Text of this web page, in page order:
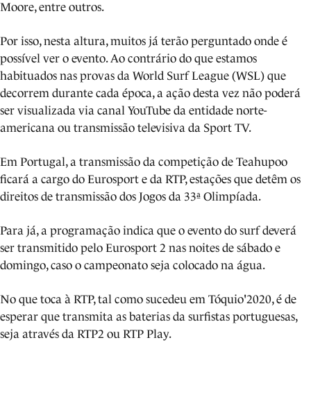
Moore, entre outros.
Por isso, nesta altura, muitos já terão perguntado onde é
possível ver o evento. Ao contrário do que estamos
habituados nas provas da World Surf League (WSL) que
decorrem durante cada época, a ação desta vez não poderá
ser visualizada via canal YouTube da entidade norte-
americana ou transmissão televisiva da Sport TV.
Em Portugal, a transmissão da competição de Teahupoo
ficará a cargo do Eurosport e da RTP, estações que detêm os
direitos de transmissão dos Jogos da 33ª Olimpíada.
Para já, a programação indica que o evento do surf deverá
ser transmitido pelo Eurosport 2 nas noites de sábado e
domingo, caso o campeonato seja colocado na água.
No que toca à RTP, tal como sucedeu em Tóquio'2020, é de
esperar que transmita as baterias da surfistas portuguesas,
seja através da RTP2 ou RTP Play.